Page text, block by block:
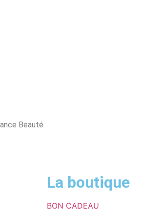
Beauté.
La boutique
BON CADEAU